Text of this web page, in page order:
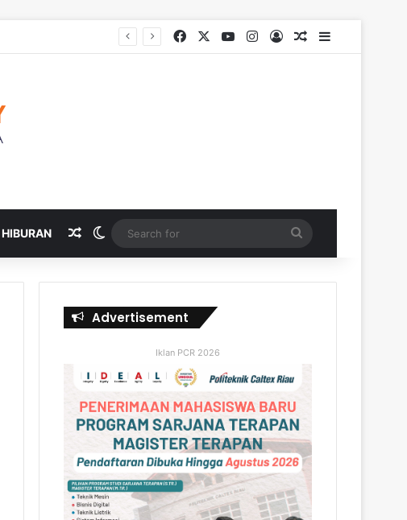
FacebookYouTubeInstagram
Log InRandom Article
Sidebar
HIBURAN Random Article
Switch skin
for
Advertisement
Iklan PCR 2026